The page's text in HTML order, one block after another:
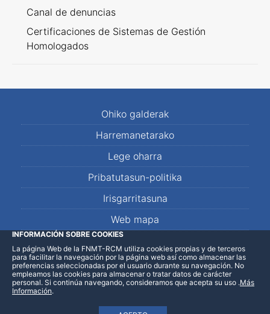
Canal de denuncias
Certificaciones de Sistemas de Gestión
Homologados
Ohiko galderak
Harremanetarako
Lege oharra
Pribatutasun-politika
Irisgarritasuna
Web mapa
LinkedInFacebookWhatsApp
INFORMACIÓN SOBRE COOKIES
La página Web de la FNMT-RCM utiliza cookies propias y de terceros
para facilitar la navegación por la página web así como almacenar las
preferencias seleccionadas por el usuario durante su navegación. No
empleamos las cookies para almacenar o tratar datos de carácter
personal. Si continúa navegando, consideramos que acepta su uso .Más
Información.